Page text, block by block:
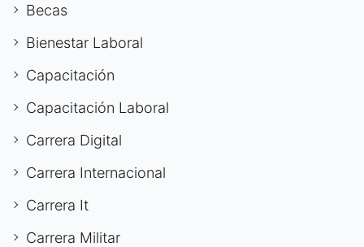
Becas
Bienestar Laboral
Capacitación
Capacitación Laboral
Carrera Digital
Carrera Internacional
Carrera It
Carrera Militar